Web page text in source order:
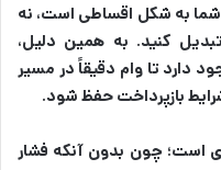
شما به شکل اقساطی است، نه
کنید. به همین دلیل،
دارد تا وام دقیقاً در مسیر
بازپرداخت حفظ شود.
است؛ چون بدون آنکه فشار